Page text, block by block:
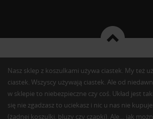
Nasz sklep z koszulkami używa ciastek. My też
ciastek. Wszyscy używają ciastek. Ale od
w sklepie to niebezpieczne czy coś. Układ jest
się nie zgadzasz to uciekasz i nic u nas nie
(żadnej koszulki, bluzy czy czapki). Ale… jak